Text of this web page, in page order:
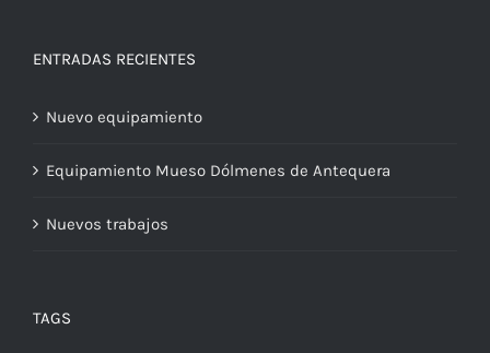
ENTRADAS RECIENTES
Nuevo equipamiento
Equipamiento Mueso Dólmenes de Antequera
Nuevos trabajos
TAGS